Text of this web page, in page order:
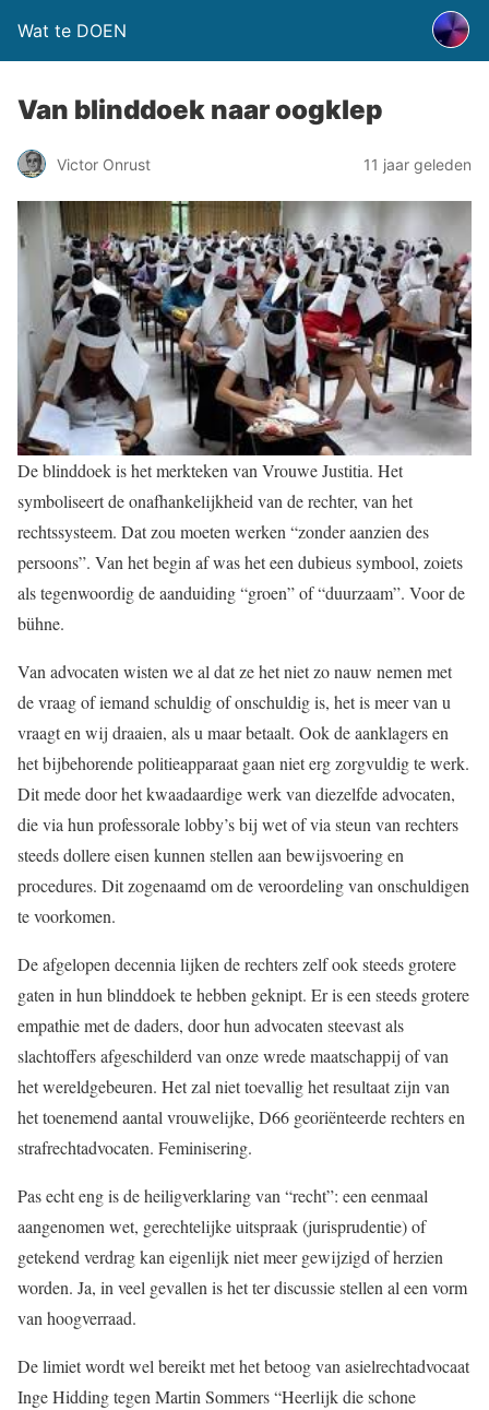
Wat te DOEN
Van blinddoek naar oogklep
Victor Onrust 11 jaar geleden
De blinddoek is het merkteken van Vrouwe Justitia. Het
symboliseert de onafhankelijkheid van de rechter, van het
rechtssysteem. Dat zou moeten werken “zonder aanzien des
persoons”. Van het begin af was het een dubieus symbool, zoiets
als tegenwoordig de aanduiding “groen” of “duurzaam”. Voor de
bühne.
Van advocaten wisten we al dat ze het niet zo nauw nemen met
de vraag of iemand schuldig of onschuldig is, het is meer van u
vraagt en wij draaien, als u maar betaalt. Ook de aanklagers en
het bijbehorende politieapparaat gaan niet erg zorgvuldig te werk.
Dit mede door het kwaadaardige werk van diezelfde advocaten,
die via hun professorale lobby’s bij wet of via steun van rechters
steeds dollere eisen kunnen stellen aan bewijsvoering en
procedures. Dit zogenaamd om de veroordeling van onschuldigen
te voorkomen.
De afgelopen decennia lijken de rechters zelf ook steeds grotere
gaten in hun blinddoek te hebben geknipt. Er is een steeds grotere
empathie met de daders, door hun advocaten steevast als
slachtoffers afgeschilderd van onze wrede maatschappij of van
het wereldgebeuren. Het zal niet toevallig het resultaat zijn van
het toenemend aantal vrouwelijke, D66 georiënteerde rechters en
strafrechtadvocaten. Feminisering.
Pas echt eng is de heiligverklaring van “recht”: een eenmaal
aangenomen wet, gerechtelijke uitspraak (jurisprudentie) of
getekend verdrag kan eigenlijk niet meer gewijzigd of herzien
worden. Ja, in veel gevallen is het ter discussie stellen al een vorm
van hoogverraad.
De limiet wordt wel bereikt met het betoog van asielrechtadvocaat
Inge Hidding tegen Martin Sommers “Heerlijk die schone